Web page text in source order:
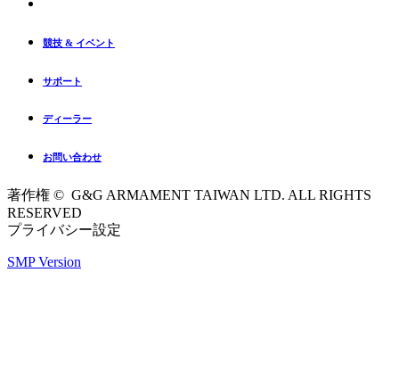
競技 & イベント
サポート
ディーラー
お問い合わせ
著作権 © G&G ARMAMENT TAIWAN LTD. ALL RIGHTS
RESERVED
プライバシー設定
SMP Version